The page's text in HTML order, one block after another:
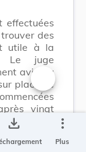
effectuées
des
utile à la
Le juge
avis au
place ne
vingt
de la
Changer la
save_alt more_vert
Plus